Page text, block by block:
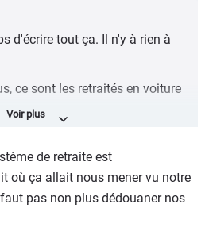
pas les intérêts
qui ne peuvent pas se
protectionnistes... Trump a
commencent à arriver sur la
(Consolidated Administration
a été lancé par l'agence
à la suite d'une décision
d'écrire tout ça. Il n'y à rien à
ce sont les retraités en voiture
Pas le salarié chinois.
de retraite est
où ça allait nous mener vu notre
pas non plus dédouaner nos